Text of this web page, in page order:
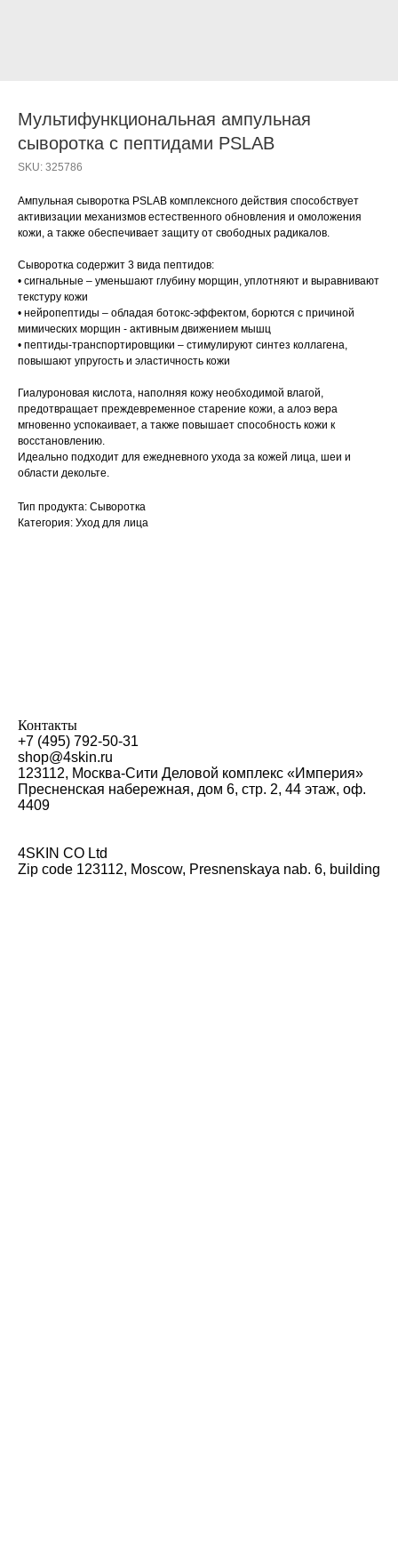
Мультифункциональная ампульная
сыворотка с пептидами PSLAB
SKU: 325786
Ампульная сыворотка PSLAB комплексного действия способствует
активизации механизмов естественного обновления и омоложения
кожи, а также обеспечивает защиту от свободных радикалов.
Сыворотка содержит 3 вида пептидов:
• сигнальные – уменьшают глубину морщин, уплотняют и выравнивают
текстуру кожи
• нейропептиды – обладая ботокс-эффектом, борются с причиной
мимических морщин - активным движением мышц
• пептиды-транспортировщики – стимулируют синтез коллагена,
повышают упругость и эластичность кожи
Гиалуроновая кислота, наполняя кожу необходимой влагой,
предотвращает преждевременное старение кожи, а алоэ вера
мгновенно успокаивает, а также повышает способность кожи к
восстановлению.
Идеально подходит для ежедневного ухода за кожей лица, шеи и
области декольте.
Тип продукта: Сыворотка
Категория: Уход для лица
Контакты
+7 (495) 792-50-31
shop@4skin.ru
123112, Москва-Сити Деловой комплекс «Империя»
Пресненская набережная, дом 6, стр. 2, 44 этаж, оф.
4409
4SKIN CO Ltd
Zip code 123112, Moscow, Presnenskaya nab. 6, building